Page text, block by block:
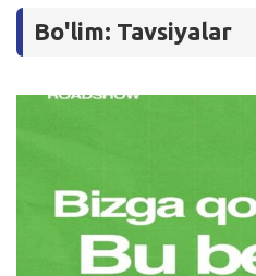
Tanlovlar
Yana
Bo'lim: Tavsiyalar